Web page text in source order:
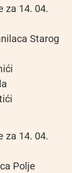
za 14. 04.
Starog
za 14. 04.
Polje